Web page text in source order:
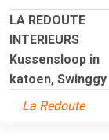
LA REDOUTE
INTERIEURS
Kussensloop in
katoen, Swinggy
La Redoute